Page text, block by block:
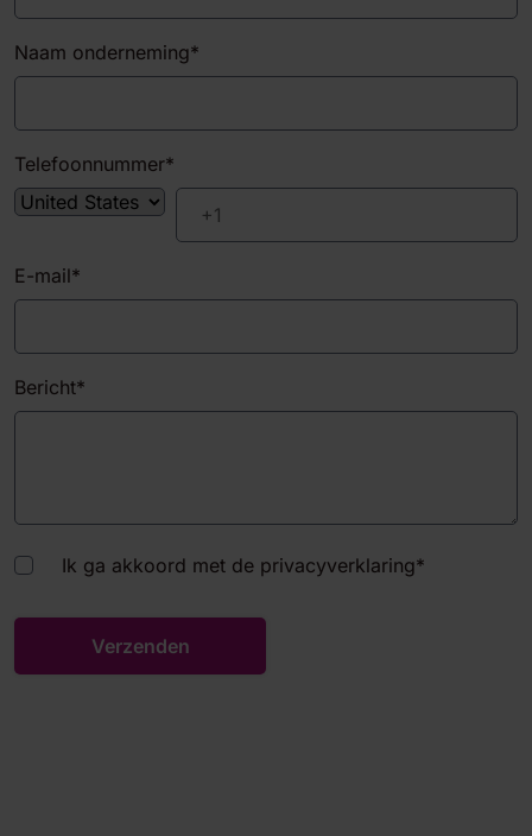
Naam onderneming*
Telefoonnummer*
E-mail*
Bericht*
Ik ga akkoord met de privacyverklaring*